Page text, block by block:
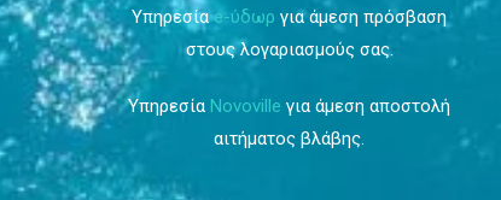
Υπηρεσίαe-ύδωρ για άμεση πρόσβαση
στους λογαριασμούς σας.
Υπηρεσία Novoville για άμεση αποστολή
αιτήματος βλάβης.